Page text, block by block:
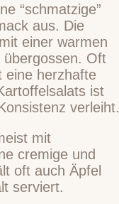
“schmatzige”
aus. Die
einer warmen
übergossen. Oft
eine herzhafte
ist
verleiht.
mit
cremige und
oft auch Äpfel
serviert.